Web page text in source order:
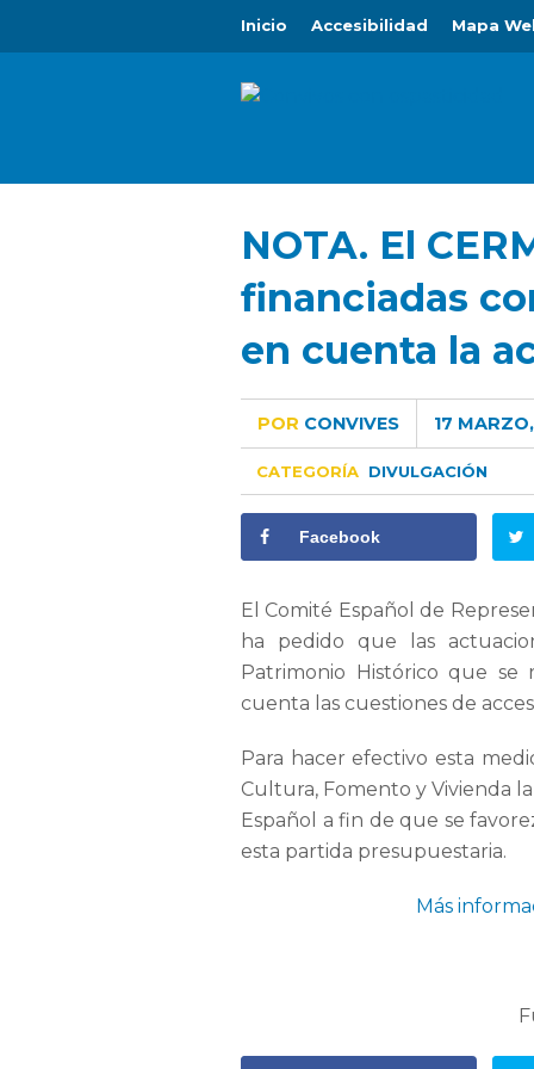
Inicio Accesibilidad Mapa
NOTA. El
financiadas
en cuenta la
POR CONVIVES 17
CATEGORÍA DIVULGACIÓN
Facebook
El Comité Español de
ha pedido que las
Patrimonio Histórico que
cuenta las cuestiones de
Para hacer efectivo esta
Cultura, Fomento y Vivienda
Español a fin de que se
esta partida presupuestaria.
Más